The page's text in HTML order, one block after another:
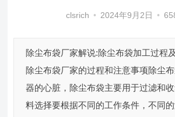
clsrich • 2024年9月2日 •
除尘布袋厂家解说:除尘布袋加工过程
除尘布袋厂家的过程和注意事项除尘
器的心脏，除尘布袋主要用于过滤和
料选择要根据不同的工作条件，不同